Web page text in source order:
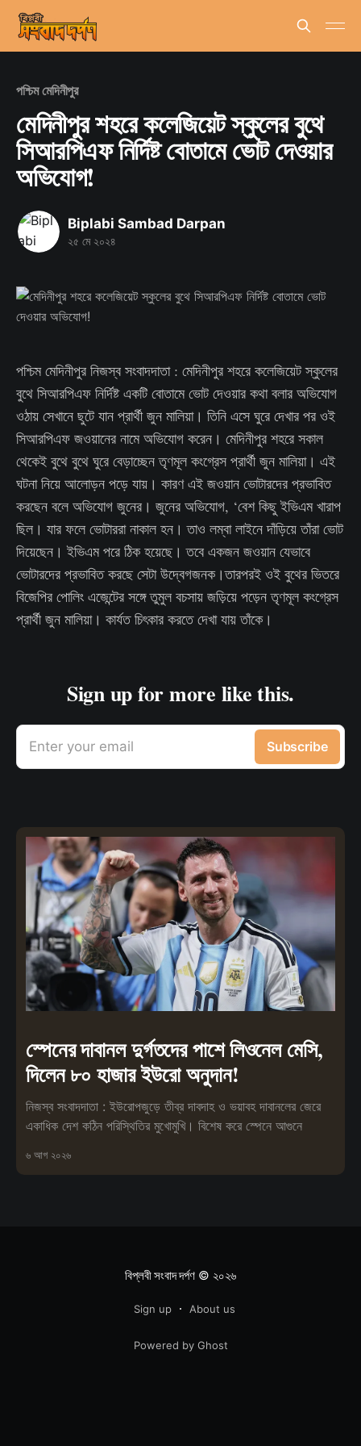
পশ্চিম মেদিনীপুর
মেদিনীপুর শহরে কলেজিয়েট স্কুলের বুথে
সিআরপিএফ নির্দিষ্ট বোতামে ভোট দেওয়ার
অভিযোগ!
Biplabi Sambad Darpan
২৫ মে ২০২৪
পশ্চিম মেদিনীপুর নিজস্ব সংবাদদাতা : মেদিনীপুর শহরে কলেজিয়েট স্কুলের
বুথে সিআরপিএফ নির্দিষ্ট একটি বোতামে ভোট দেওয়ার কথা বলার অভিযোগ
ওঠায় সেখানে ছুটে যান প্রার্থী জুন মালিয়া। তিনি এসে ঘুরে দেখার পর ওই
সিআরপিএফ জওয়ানের নামে অভিযোগ করেন। মেদিনীপুর শহরে সকাল
থেকেই বুথে বুথে ঘুরে বেড়াচ্ছেন তৃণমূল কংগ্রেস প্রার্থী জুন মালিয়া। এই
ঘটনা নিয়ে আলোড়ন পড়ে যায়। কারণ এই জওয়ান ভোটারদের প্রভাবিত
করছেন বলে অভিযোগ জুনের। জুনের অভিযোগ, ‘‌বেশ কিছু ইভিএম খারাপ
ছিল। যার ফলে ভোটাররা নাকাল হন। তাও লম্বা লাইনে দাঁড়িয়ে তাঁরা ভোট
দিয়েছেন। ইভিএম পরে ঠিক হয়েছে। তবে একজন জওয়ান যেভাবে
ভোটারদের প্রভাবিত করছে সেটা উদ্বেগজনক।তারপরই ওই বুথের ভিতরে
বিজেপির পোলিং এজেন্টের সঙ্গে তুমুল বচসায় জড়িয়ে পড়েন তৃণমূল কংগ্রেস
প্রার্থী জুন মালিয়া। কার্যত চিৎকার করতে দেখা যায় তাঁকে।
Sign up for more like this.
Enter your email Subscribe
স্পেনের দাবানল দুর্গতদের পাশে লিওনেল মেসি,
দিলেন ৮০ হাজার ইউরো অনুদান!
নিজস্ব সংবাদদাতা : ইউরোপজুড়ে তীব্র দাবদাহ ও ভয়াবহ দাবানলের জেরে
একাধিক দেশ কঠিন পরিস্থিতির মুখোমুখি। বিশেষ করে স্পেনে আগুনে
৬ আগ ২০২৬
বিপ্লবী সংবাদ দর্পণ© ২০২৬
Sign up About us
Powered by Ghost